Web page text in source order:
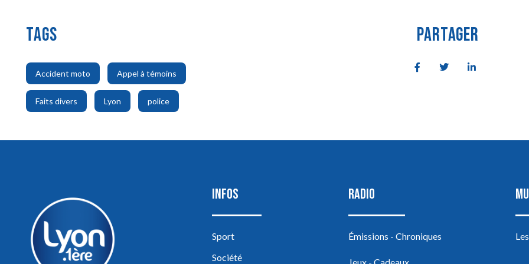
TAGS
Accident moto
,
Appel à témoins
Faits divers
,
Lyon
,
police
PARTAGER
INFOS
Sport
Société
RADIO
Émissions - Chroniques
Jeux - Cadeaux